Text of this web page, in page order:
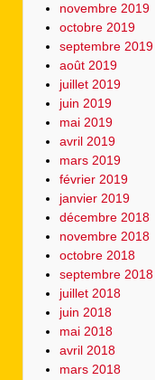
novembre 2019
octobre 2019
septembre 2019
août 2019
juillet 2019
juin 2019
mai 2019
avril 2019
mars 2019
février 2019
janvier 2019
décembre 2018
novembre 2018
octobre 2018
septembre 2018
juillet 2018
juin 2018
mai 2018
avril 2018
mars 2018